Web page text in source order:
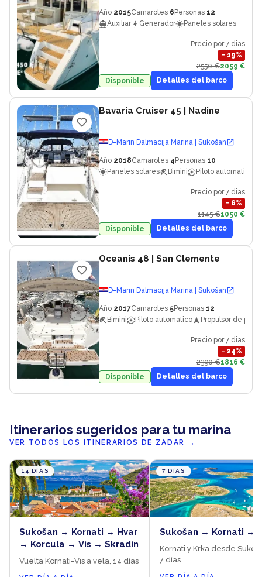
Año 2015Camarotes 6 Personas 12
Auxiliar
Generador Paneles solares
Precio por 7 dias
− 19%
2550 €2059 €
Disponible
Detalles del barco
Bavaria Cruiser 45 | Nadine
D-Marin Dalmacija Marina | Sukošan
Año 2018Camarotes 4 Personas 10
Paneles solares
Bimini Piloto automatico
Precio por 7 dias
− 8%
1145 €1050 €
Disponible
Detalles del barco
Oceanis 48 | San Clemente
D-Marin Dalmacija Marina | Sukošan
Año 2017Camarotes 5Personas 12
Bimini
Piloto automatico Propulsor de proa
Precio por 7 dias
− 24%
2390 €1816 €
Disponible
Detalles del barco
Itinerarios sugeridos para tu marina
VER TODOS LOS ITINERARIOS DE ZADAR →
14 DÍAS
Sukošan → Kornati → Hvar
→ Korcula → Vis → Skradin
Vuelta Kornati-Vis a vela, 14 días
7 DÍAS
Sukošan → Kornati →
Kornati y Krka desde
7 días